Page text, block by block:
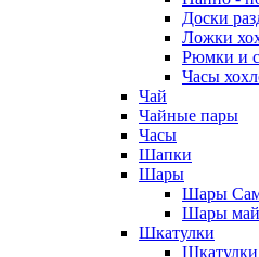
Доски
Ложки
Рюмки и
Часы
Чай
Чайные пары
Часы
Шапки
Шары
Шары
Шары
Шкатулки